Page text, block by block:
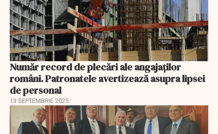
Număr record de plecări ale angajaților
români. Patronatele avertizează asupra lipsei
de personal
13 SEPTEMBRIE 2025